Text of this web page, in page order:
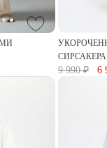
СИРСАКЕРА
9 990 ₽ 6